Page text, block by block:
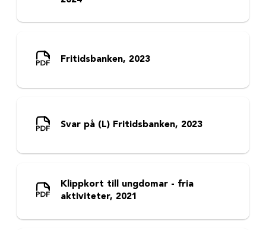
Fritidsbanken, 2023
Svar på (L) Fritidsbanken, 2023
Klippkort till ungdomar - fria
aktiviteter, 2021